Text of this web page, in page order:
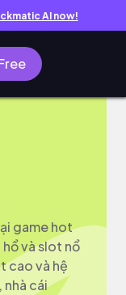
AI now!
game hot
và slot nổ
cao và hệ
nhà cái